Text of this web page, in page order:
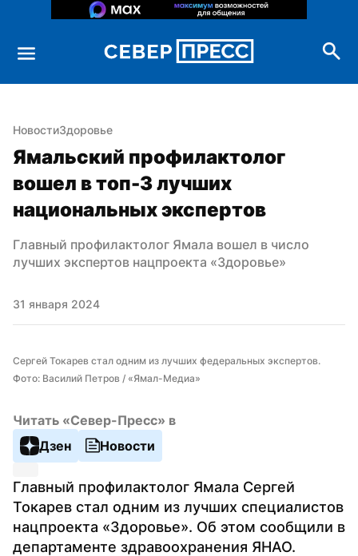
НовостиЗдоровье
Ямальский профилактолог
вошел в топ-3 лучших
национальных экспертов
Главный профилактолог Ямала вошел в число
лучших экспертов нацпроекта «Здоровье»
31 января 2024
Сергей Токарев стал одним из лучших федеральных экспертов.
Фото: Василий Петров / «Ямал-Медиа»
Читать «Север-Пресс» в
Дзен
Новости
Главный профилактолог Ямала Сергей
Токарев стал одним из лучших специалистов
нацпроекта «Здоровье». Об этом сообщили в
департаменте здравоохранения ЯНАО.